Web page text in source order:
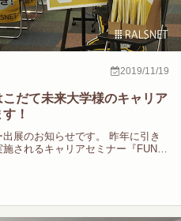
2019/11/19
こだて未来大学様のキャリア
！
展のお知らせです。 昨年に引き
されるキャリアセミナー『FUN